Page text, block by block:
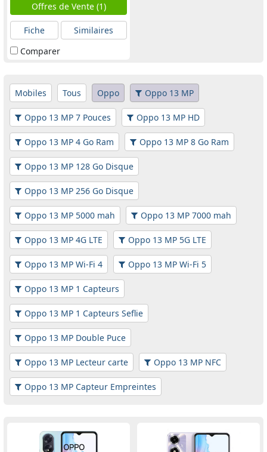
Offres de Vente (1)
Fiche
Similaires
Comparer
Mobiles Tous Oppo Oppo 13 MP
Oppo 13 MP 7 Pouces Oppo 13 MP HD
Oppo 13 MP 4 Go Ram Oppo 13 MP 8 Go Ram
Oppo 13 MP 128 Go Disque
Oppo 13 MP 256 Go Disque
Oppo 13 MP 5000 mah Oppo 13 MP 7000 mah
Oppo 13 MP 4G LTE Oppo 13 MP 5G LTE
Oppo 13 MP Wi-Fi 4 Oppo 13 MP Wi-Fi 5
Oppo 13 MP 1 Capteurs
Oppo 13 MP 1 Capteurs Seflie
Oppo 13 MP Double Puce
Oppo 13 MP Lecteur carte Oppo 13 MP NFC
Oppo 13 MP Capteur Empreintes